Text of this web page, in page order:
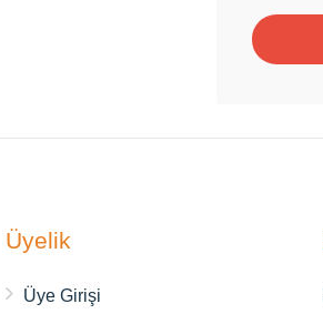
Üyelik
Üye Girişi